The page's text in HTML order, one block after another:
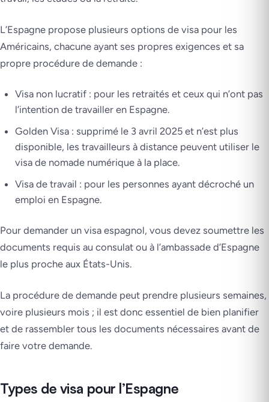
L’Espagne propose plusieurs options de visa pour les
Américains, chacune ayant ses propres exigences et sa
propre procédure de demande :
Visa non lucratif : pour les retraités et ceux qui n’ont pas
l’intention de travailler en Espagne.
Golden Visa : supprimé le 3 avril 2025 et n’est plus
disponible, les travailleurs à distance peuvent utiliser le
visa de nomade numérique à la place.
Visa de travail : pour les personnes ayant décroché un
emploi en Espagne.
Pour demander un visa espagnol, vous devez soumettre les
documents requis au consulat ou à l’ambassade d’Espagne
le plus proche aux États-Unis.
La procédure de demande peut prendre plusieurs semaines,
voire plusieurs mois ; il est donc essentiel de bien planifier
et de rassembler tous les documents nécessaires avant de
faire votre demande.
Types de visa pour l’Espagne